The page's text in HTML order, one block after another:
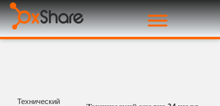
Технический